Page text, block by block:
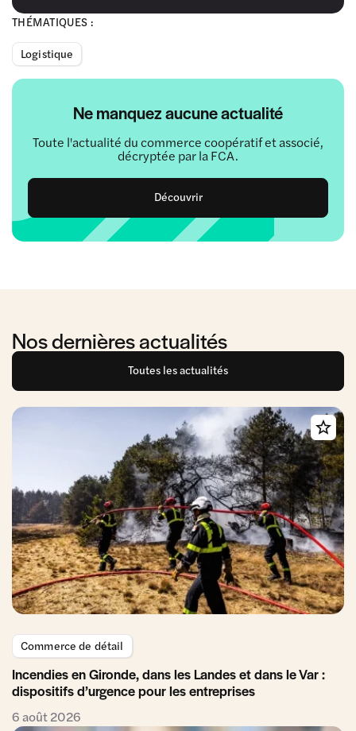
THÉMATIQUES :
Logistique
Ne manquez aucune actualité
Toute l'actualité du commerce coopératif et associé,
décryptée par la FCA.
Découvrir
Nos dernières actualités
Toutes les actualités
Commerce de détail
Incendies en Gironde, dans les Landes et dans le Var :
dispositifs d’urgence pour les entreprises
6 août 2026